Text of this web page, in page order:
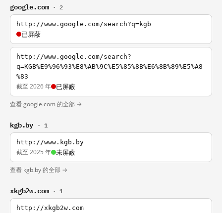
google.com · 2
http://www.google.com/search?q=kgb
已屏蔽
http://www.google.com/search?
q=KGB%E9%96%93%E8%AB%9C%E5%85%8B%E6%8B%89%E5%A8
%83
截至 2026 年 已屏蔽
查看 google.com 的全部 →
kgb.by · 1
http://www.kgb.by
截至 2025 年 未屏蔽
查看 kgb.by 的全部 →
xkgb2w.com · 1
http://xkgb2w.com